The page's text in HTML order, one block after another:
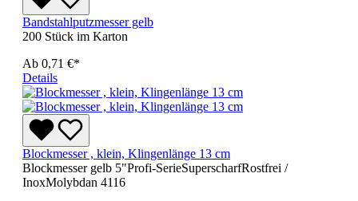
Bandstahlputzmesser gelb
200 Stück im Karton
Ab 0,71 €*
Details
Blockmesser , klein, Klingenlänge 13 cm
Blockmesser gelb 5"Profi-SerieSuperscharfRostfrei /
InoxMolybdan 4116